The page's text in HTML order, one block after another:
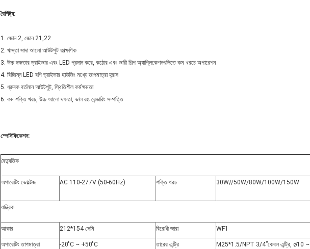
বৈশিষ্ট্য:
1. জোন 2, জোন 21,22
2. খাস্তা সাদা আলো আউটপুট তাত্ক্ষণিক
3. উচ্চ দক্ষতার ড্রাইভার এবং LED প্রদান করে, কঠোর এবং ভারী শিল্প অ্যাপ্লিকেশনগুলিতে কম খরচে অপারেশন
4. বিচ্ছিন্ন LED বগি ড্রাইভার হাউজিং মধ্যে তাপমাত্রা হ্রাস
5. ধ্রুবক বর্তমান আউটপুট, স্থিতিশীল কর্মক্ষমতা
6. কম শক্তি খরচ, উচ্চ আলো দক্ষতা, ভাল রঙ রেন্ডারিং সম্পত্তি
স্পেসিফিকেশন:
বৈদ্যুতিক
অপারেটিং ভোল্টেজ AC 110-277V (50-60Hz) শক্তি খরচ 30W//50W/80W/100W/150W
যান্ত্রিক
আকার 212*154 সেমি বিরোধী জারা WF1
অপারেটিং তাপমাত্রা -20 ̊C ~ +50 ̊C তারের এন্ট্রি
M25*1.5/NPT 3/4”কেবল এন্ট্রি, ø10 ~